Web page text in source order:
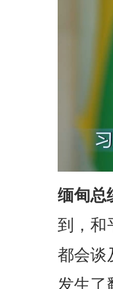
缅甸总
到，和
都会谈
发生了